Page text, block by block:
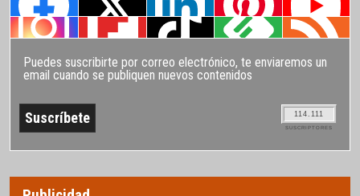
Puedes suscribirte por correo electrónico, te enviaremos un
email cuando se publiquen nuevos contenidos
114.111
SUSCRIPTORES